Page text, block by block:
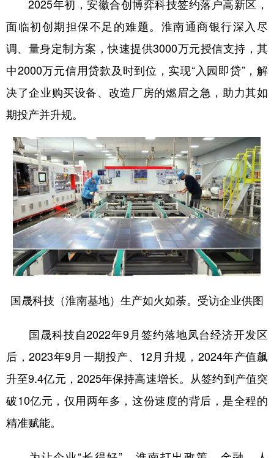
2025年初，安徽合创博弈科技签约落户高新区，
面临初创期担保不足的难题。淮南通商银行深入尽
调、量身定制方案，快速提供3000万元授信支持，其
中2000万元信用贷款及时到位，实现“入园即贷”，解
决了企业购买设备、改造厂房的燃眉之急，助力其如
期投产并升规。
国晟科技（淮南基地）生产如火如荼。受访企业供图
国晟科技自2022年9月签约落地凤台经济开发区
后，2023年9月一期投产、12月升规，2024年产值飙
升至9.4亿元，2025年保持高速增长。从签约到产值突
破10亿元，仅用两年多，这份速度的背后，是全程的
精准赋能。